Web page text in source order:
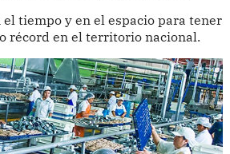
el tiempo y en el espacio para tener
récord en el territorio nacional.